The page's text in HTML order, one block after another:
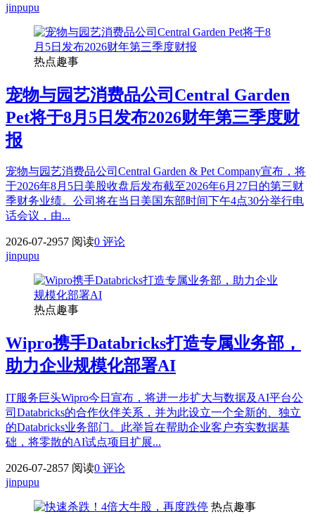
jinpupu
热点趣事
宠物与园艺消费品公司Central Garden
Pet将于8月5日发布2026财年第三季度财
报
宠物与园艺消费品公司Central Garden & Pet Company宣布，将
于2026年8月5日美股收盘后发布截至2026年6月27日的第三财
季财务业绩。公司将在当日美国东部时间下午4点30分举行电
话会议，由...
2026-07-2957 阅读0 评论
jinpupu
热点趣事
Wipro携手Databricks打造专属业务部，
助力企业规模化部署AI
IT服务巨头Wipro今日宣布，将进一步扩大与数据及AI平台公
司Databricks的合作伙伴关系，并为此设立一个全新的、独立
的Databricks业务部门。此举旨在帮助企业客户夯实数据基
础，将零散的AI试点项目扩展...
2026-07-2857 阅读0 评论
jinpupu
热点趣事